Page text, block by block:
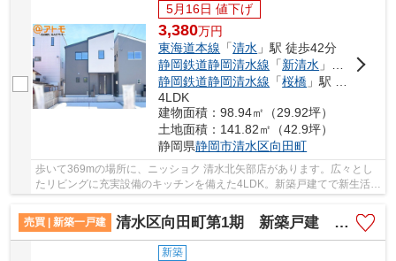
5月16日 値下げ
3,380万円
東海道本線 「清水 」駅 徒歩42分
静岡鉄道静岡清水線 「新清水 」駅 徒歩32分
静岡鉄道静岡清水線 「桜橋 」駅 徒歩24分
4LDK
建物面積：98.94㎡（29.92坪）
土地面積：141.82㎡（42.9坪）
静岡県静岡市清水区向田町
歩いて369mの場所に、ニッショク 清水北矢部店があります。広々とし
たリビングに充実設備のキッチンを備えた4LDK。新築戸建てで新生活を
始めてはいかがでしょうか。新築ならではの「新...
売買 | 新築一戸建
清水区向田町第1期 新築戸建 2号棟
新築